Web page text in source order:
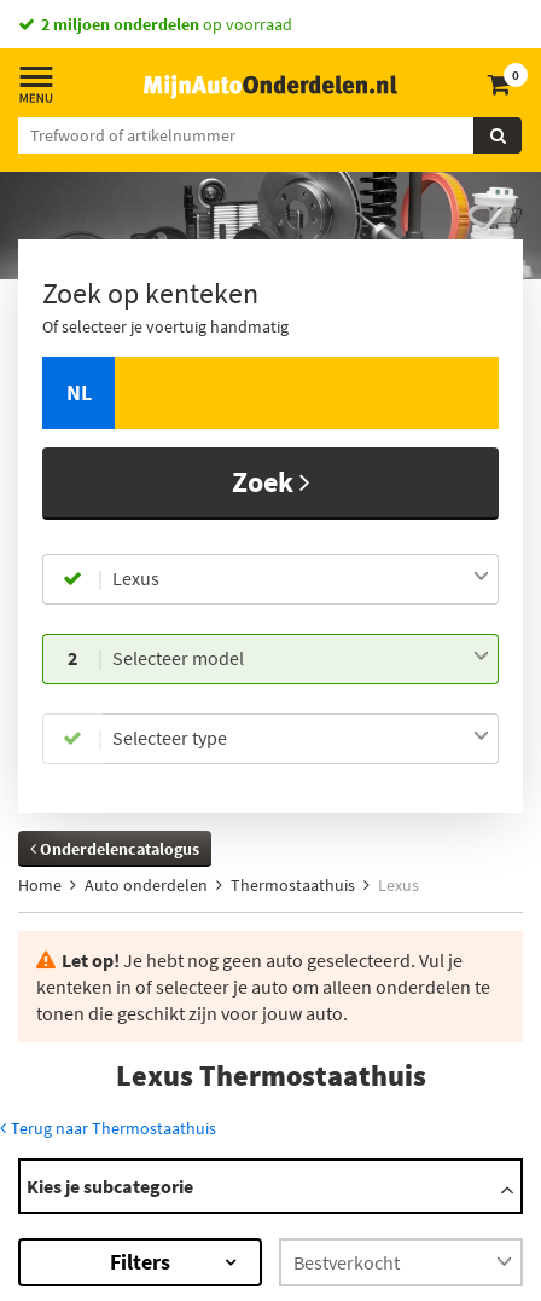
2 miljoen onderdelenop voorraad
0
Zoek op kenteken
Of selecteer je voertuig handmatig
NL
Zoek
Lexus
2 Selecteer model
Selecteer type
Onderdelencatalogus
Home
Auto onderdelen Thermostaathuis Lexus
Let op! Je hebt nog geen auto geselecteerd. Vul je
kenteken in of selecteer je auto om alleen onderdelen te
tonen die geschikt zijn voor jouw auto.
Lexus Thermostaathuis
Terug naar Thermostaathuis
Modellen
GS
×
Kies je subcategorie
Filters